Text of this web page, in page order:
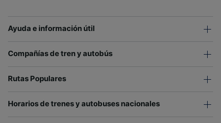
Ayuda e información útil
Compañías de tren y autobús
Rutas Populares
Horarios de trenes y autobuses nacionales